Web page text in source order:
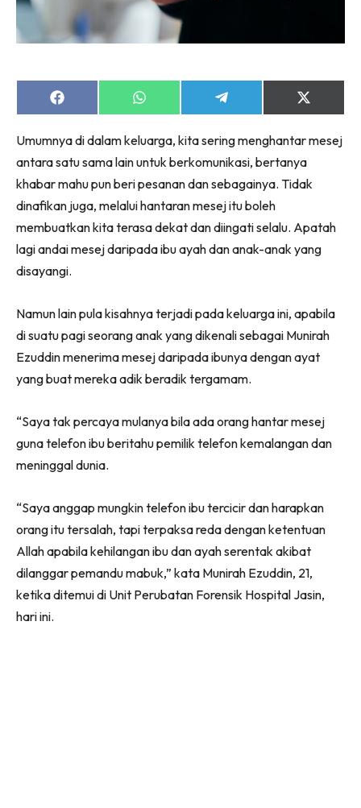
Share
on
Share
on
Share
on
Share
on
(Twitter)
Umumnya di dalam keluarga, kita sering menghantar mesej
antara satu sama lain untuk berkomunikasi, bertanya
khabar mahu pun beri pesanan dan sebagainya. Tidak
dinafikan juga, melalui hantaran mesej itu boleh
membuatkan kita terasa dekat dan diingati selalu. Apatah
lagi andai mesej daripada ibu ayah dan anak-anak yang
disayangi.
Namun lain pula kisahnya terjadi pada keluarga ini, apabila
di suatu pagi seorang anak yang dikenali sebagai Munirah
Ezuddin menerima mesej daripada ibunya dengan ayat
yang buat mereka adik beradik tergamam.
“Saya tak percaya mulanya bila ada orang hantar mesej
guna telefon ibu beritahu pemilik telefon kemalangan dan
meninggal dunia.
“Saya anggap mungkin telefon ibu tercicir dan harapkan
orang itu tersalah, tapi terpaksa reda dengan ketentuan
Allah apabila kehilangan ibu dan ayah serentak akibat
dilanggar pemandu mabuk,” kata Munirah Ezuddin, 21,
ketika ditemui di Unit Perubatan Forensik Hospital Jasin,
hari ini.